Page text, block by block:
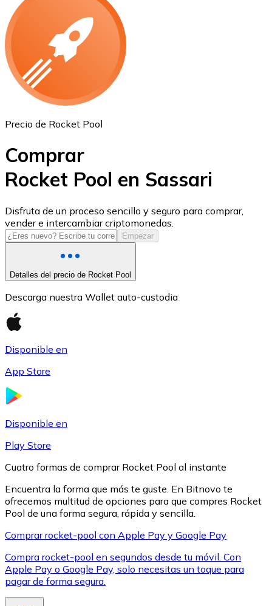
Ethereum
USD Coin
USDC
XRP
XRP
Precio de Rocket Pool
Comprar
Rocket Pool en Sassari
Disfruta de un proceso sencillo y seguro para comprar,
vender e intercambiar criptomonedas.
Empezar
Detalles del precio de Rocket Pool
Descarga nuestra Wallet auto-custodia
Disponible en
App Store
Disponible en
Play Store
Cuatro formas de comprar Rocket Pool al instante
Encuentra la forma que más te guste. En Bitnovo te
ofrecemos multitud de opciones para que compres Rocket
Pool de una forma segura, rápida y sencilla.
Comprar rocket-pool con Apple Pay y Google Pay
Compra rocket-pool en segundos desde tu móvil. Con
Apple Pay o Google Pay, solo necesitas un toque para
pagar de forma segura.